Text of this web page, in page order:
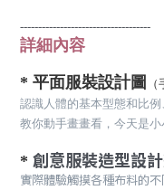
------------------------------------
詳細內容
* 平面服裝設計圖
認識人體的基本型態和比例
教你動手畫畫看，今天是小
* 創意服裝造型設
實際體驗觸摸各種布料的